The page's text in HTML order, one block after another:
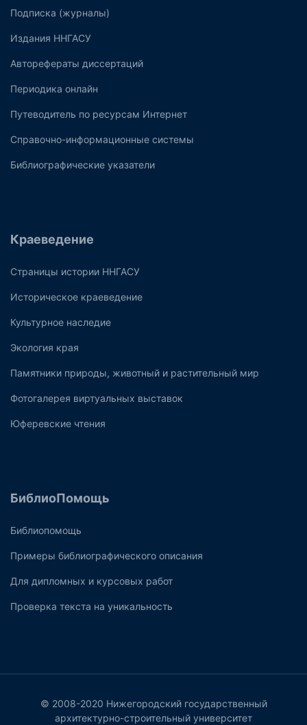
Подписка (журналы)
Издания ННГАСУ
Авторефераты диссертаций
Периодика онлайн
Путеводитель по ресурсам Интернет
Справочно-информационные системы
Библиографические указатели
Краеведение
Страницы истории ННГАСУ
Историческое краеведение
Культурное наследие
Экология края
Памятники природы, животный и растительный мир
Фотогалерея виртуальных выставок
Юферевские чтения
БиблиоПомощь
Библиопомощь
Примеры библиографического описания
Для дипломных и курсовых работ
Проверка текста на уникальность
© 2008-2020 Нижегородский государственный
архитектурно-строительный университет